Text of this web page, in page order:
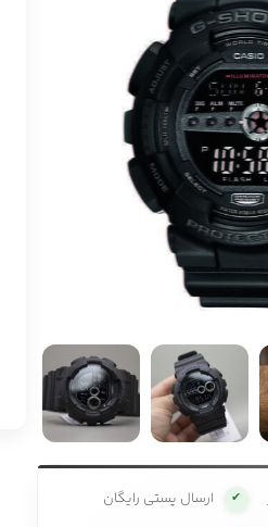
✔ ارسال پستی رایگان